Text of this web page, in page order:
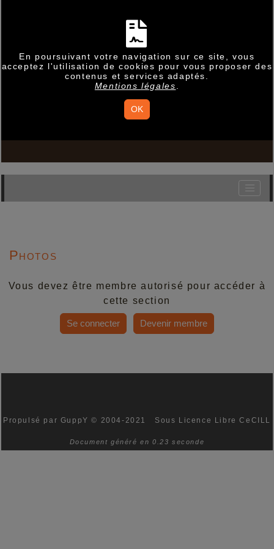
En poursuivant votre navigation sur ce site, vous
acceptez l'utilisation de cookies pour vous proposer des
contenus et services adaptés.
Mentions légales
OK
Photos
Vous devez être membre autorisé pour accéder à
cette section
Se connecter Devenir membre
Propulsé par GuppY© 2004-2021 Sous Licence Libre CeCILL
Document généré en 0.23 seconde